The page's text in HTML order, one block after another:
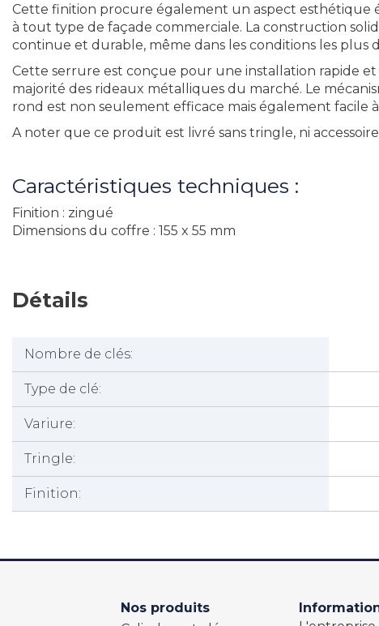
Cette finition procure également un aspect esthétique
à tout type de façade commerciale. La construction
continue et durable, même dans les conditions les plus
Cette serrure est conçue pour une installation rapide et
majorité des rideaux métalliques du marché. Le
rond est non seulement efficace mais également facile
A noter que ce produit est livré sans tringle, ni
Caractéristiques techniques :
Finition : zingué
Dimensions du coffre : 155 x 55 mm
Détails
Nombre de clés:
Type de clé:
Variure:
Tringle:
Finition:
Nos produits